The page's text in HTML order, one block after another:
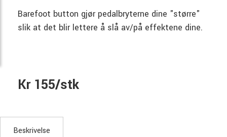
Barefoot button gjør pedalbryterne dine "større"
slik at det blir lettere å slå av/på effektene dine.
Kr 155/stk
Beskrivelse